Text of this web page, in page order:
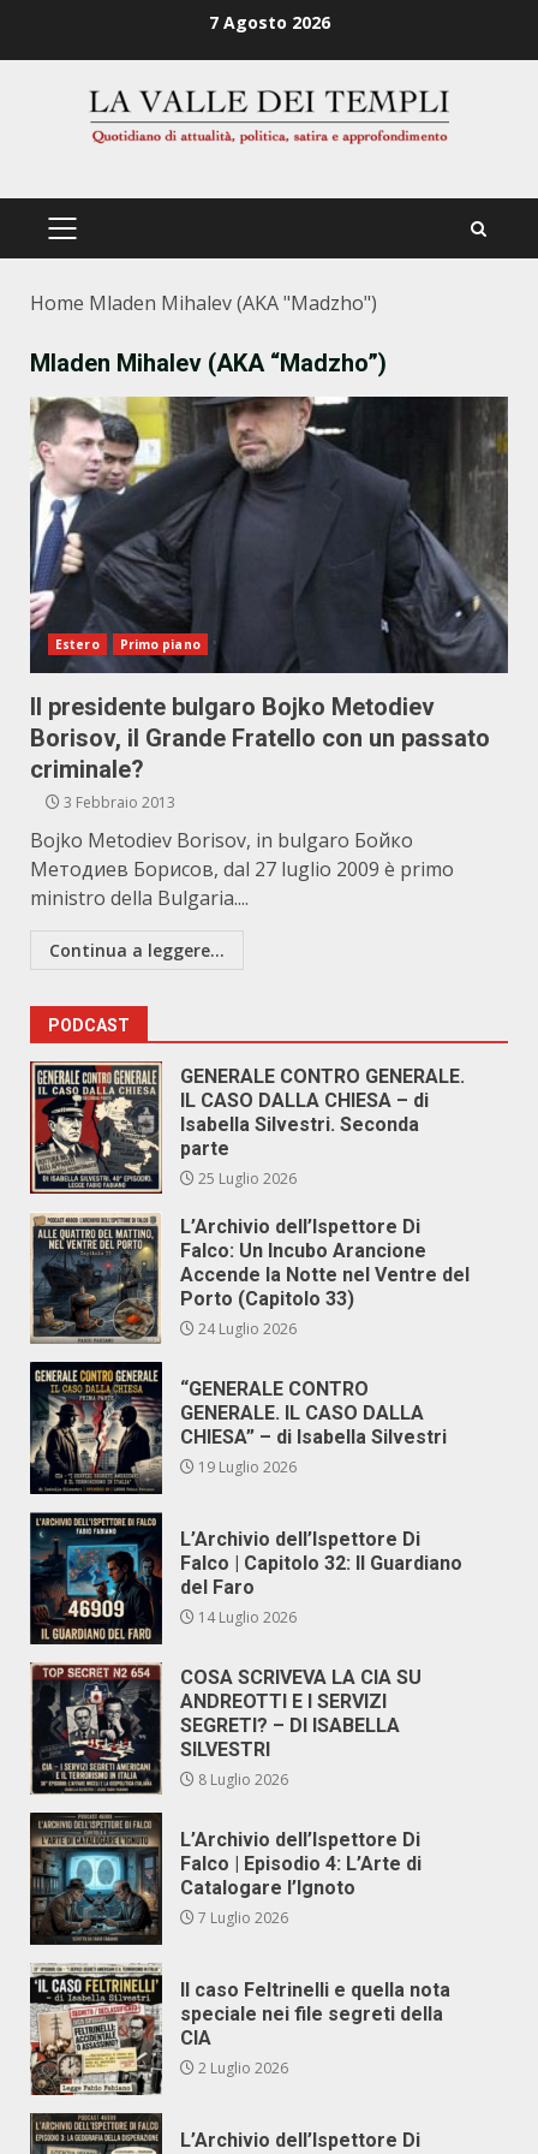
7 Agosto 2026
PRIMÄRES
Home Mladen Mihalev (AKA "Madzho")
Mladen Mihalev (AKA “Madzho”)
Estero Primo piano
Il presidente bulgaro Bojko Metodiev
Borisov, il Grande Fratello con un passato
criminale?
3 Febbraio 2013
Bojko Metodiev Borisov, in bulgaro Бойко
Методиев Борисов, dal 27 luglio 2009 è primo
ministro della Bulgaria....
Continua a leggere...
PODCAST
GENERALE CONTRO GENERALE.
IL CASO DALLA CHIESA – di
Isabella Silvestri. Seconda
parte
25 Luglio 2026
L’Archivio dell’Ispettore Di
Falco: Un Incubo Arancione
Accende la Notte nel Ventre del
Porto (Capitolo 33)
24 Luglio 2026
“GENERALE CONTRO
GENERALE. IL CASO DALLA
CHIESA” – di Isabella Silvestri
19 Luglio 2026
L’Archivio dell’Ispettore Di
Falco | Capitolo 32: Il Guardiano
del Faro
14 Luglio 2026
COSA SCRIVEVA LA CIA SU
ANDREOTTI E I SERVIZI
SEGRETI? – DI ISABELLA
SILVESTRI
8 Luglio 2026
L’Archivio dell’Ispettore Di
Falco | Episodio 4: L’Arte di
Catalogare l’Ignoto
7 Luglio 2026
Il caso Feltrinelli e quella nota
speciale nei file segreti della
CIA
2 Luglio 2026
L’Archivio dell’Ispettore Di